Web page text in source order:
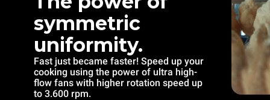
symmetric
uniformity.
Fast just became faster! Speed up your
cooking using the power of ultra high-
flow fans with higher rotation speed up
to 3.600 rpm.